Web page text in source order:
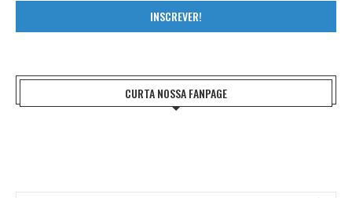
INSCREVER!
CURTA NOSSA FANPAGE